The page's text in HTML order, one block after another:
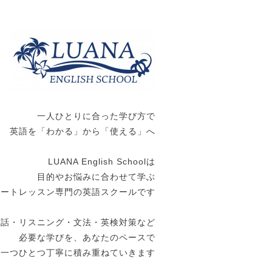
一人ひとりに合った学び方で
英語を「わかる」から「使える」へ
LUANA English Schoolは
目的やお悩みに合わせて学ぶ
トレッスン専門の英語スクールです
・リスニング・文法・英検対策など
必要な学びを、あなたのペースで
一つひとつ丁寧に積み重ねていきます